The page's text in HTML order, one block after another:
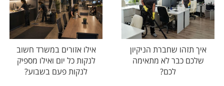
איך תזהו שחברת הניקיון
שלכם כבר לא מתאימה
לכם?
אילו אזורים במשרד חשוב
לנקות כל יום ואילו מספיק
לנקות פעם בשבוע?